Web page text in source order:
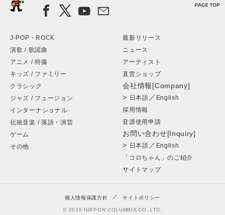
J-POP・ROCK
演歌 / 歌謡曲
アニメ / 特撮
キッズ / ファミリー
クラシック
ジャズ / フュージョン
インターナショナル
伝統音楽 / 落語・演芸
ゲーム
その他
最新リリース
ニュース
アーティスト
直営ショップ
会社情報[Company]
> 日本語 ／ English
採用情報
音源使用申請
お問い合わせ[Inquiry]
> 日本語 ／ English
「コロちゃん」のご紹介
サイトマップ
個人情報保護方針 サイトポリシー
© 2026 NIPPON COLUMBIA CO.,LTD.